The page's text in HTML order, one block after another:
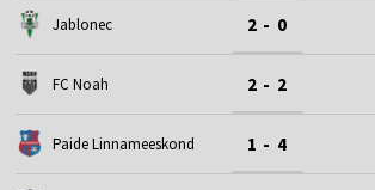
Jablonec 2 - 0
FC Noah 2 - 2
Paide Linnameeskond 1 - 4